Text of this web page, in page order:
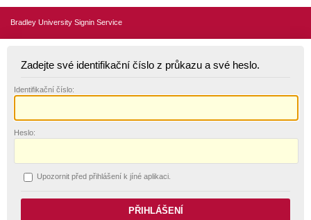
Bradley University Signin Service
Zadejte své identifikační číslo z průkazu a své heslo.
Identifikační číslo:
Heslo:
Upozornit před přihlášení k jíné aplikaci.